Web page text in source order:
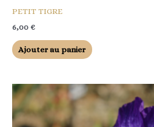
PETIT TIGRE
6,00 €
Ajouter au panier